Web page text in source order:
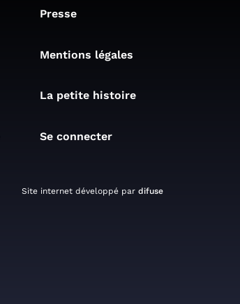
Presse
Mentions légales
La petite histoire
Se connecter
Site internet développé par difuse